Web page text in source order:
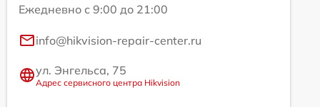
Ежедневно с 9:00 до 21:00
info@hikvision-repair-center.ru
ул. Энгельса, 75
Адрес сервисного центра Hikvision